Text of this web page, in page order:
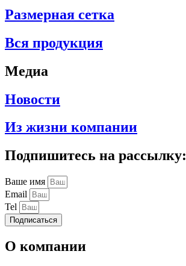
Размерная сетка
Вся продукция
Медиа
Новости
Из жизни компании
Подпишитесь на рассылку:
Ваше имя
Email
Tel
Подписаться
О компании